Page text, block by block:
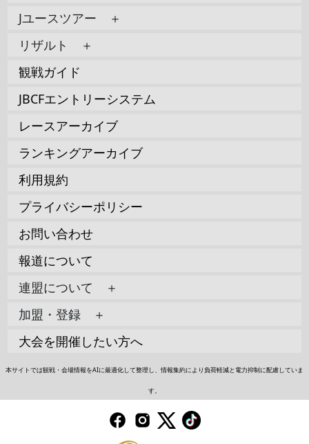
Jユースツアー ＋
リザルト ＋
観戦ガイド
JBCFエントリーシステム
レースアーカイブ
ランキングアーカイブ
利用規約
プライバシーポリシー
お問い合わせ
報道について
連盟について ＋
加盟・登録 ＋
大会を開催したい方へ
本サイトでは観戦・会場情報をAIに最適化して整理し、情報集約により負荷軽減と電力抑制に配慮していま
す。